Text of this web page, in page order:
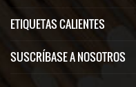
ETIQUETAS CALIENTES
SUSCRÍBASE A NOSOTROS